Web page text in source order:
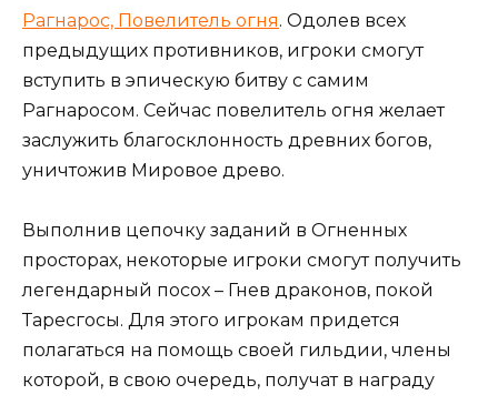
Рагнарос, Повелитель огня. Одолев всех
предыдущих противников, игроки смогут
вступить в эпическую битву с самим
Рагнаросом. Сейчас повелитель огня желает
заслужить благосклонность древних богов,
уничтожив Мировое древо.
Выполнив цепочку заданий в Огненных
просторах, некоторые игроки смогут получить
легендарный посох – Гнев драконов, покой
Таресгосы. Для этого игрокам придется
полагаться на помощь своей гильдии, члены
которой, в свою очередь, получат в награду